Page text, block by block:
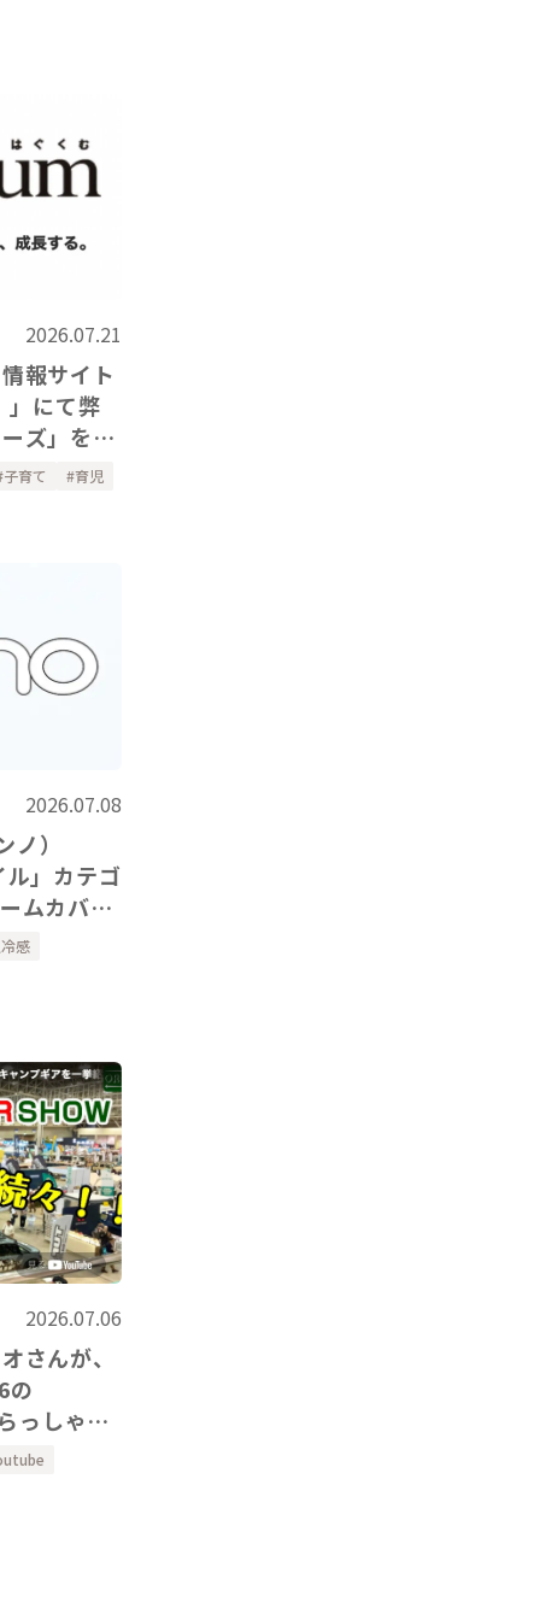
2026.07.21
報サイト
にて弊
ズ」をご
子育て 育児
2026.07.08
）
」カテゴ
ムカバ
いただき
感
2026.07.06
さんが、
っしゃい